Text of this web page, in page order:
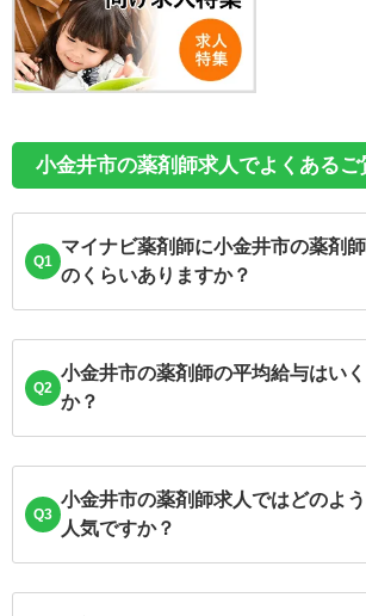
小金井市の薬剤師求人でよくあるご
Q1
マイナビ薬剤師に小金井市の薬剤
のくらいありますか？
Q2
小金井市の薬剤師の平均給与はい
か？
Q3
小金井市の薬剤師求人ではどのよ
人気ですか？